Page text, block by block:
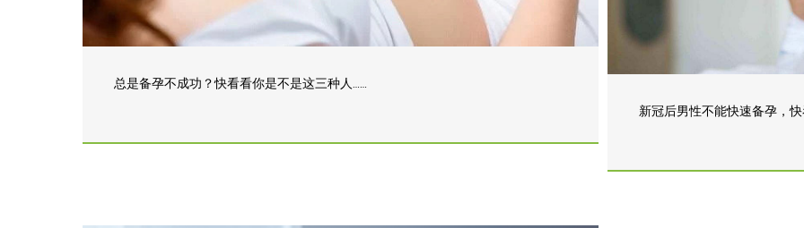
总是备孕不成功？快看看你是不是这三种人……
新冠后男性不能快速备孕，